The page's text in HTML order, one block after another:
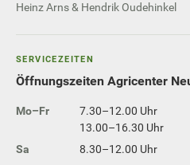
Heinz Arns & Hendrik Oudehinkel
SERVICEZEITEN
Öffnungszeiten Agricenter
Mo–Fr
7.30–12.00 Uhr
13.00–16.30 Uhr
Sa
8.30–12.00 Uhr